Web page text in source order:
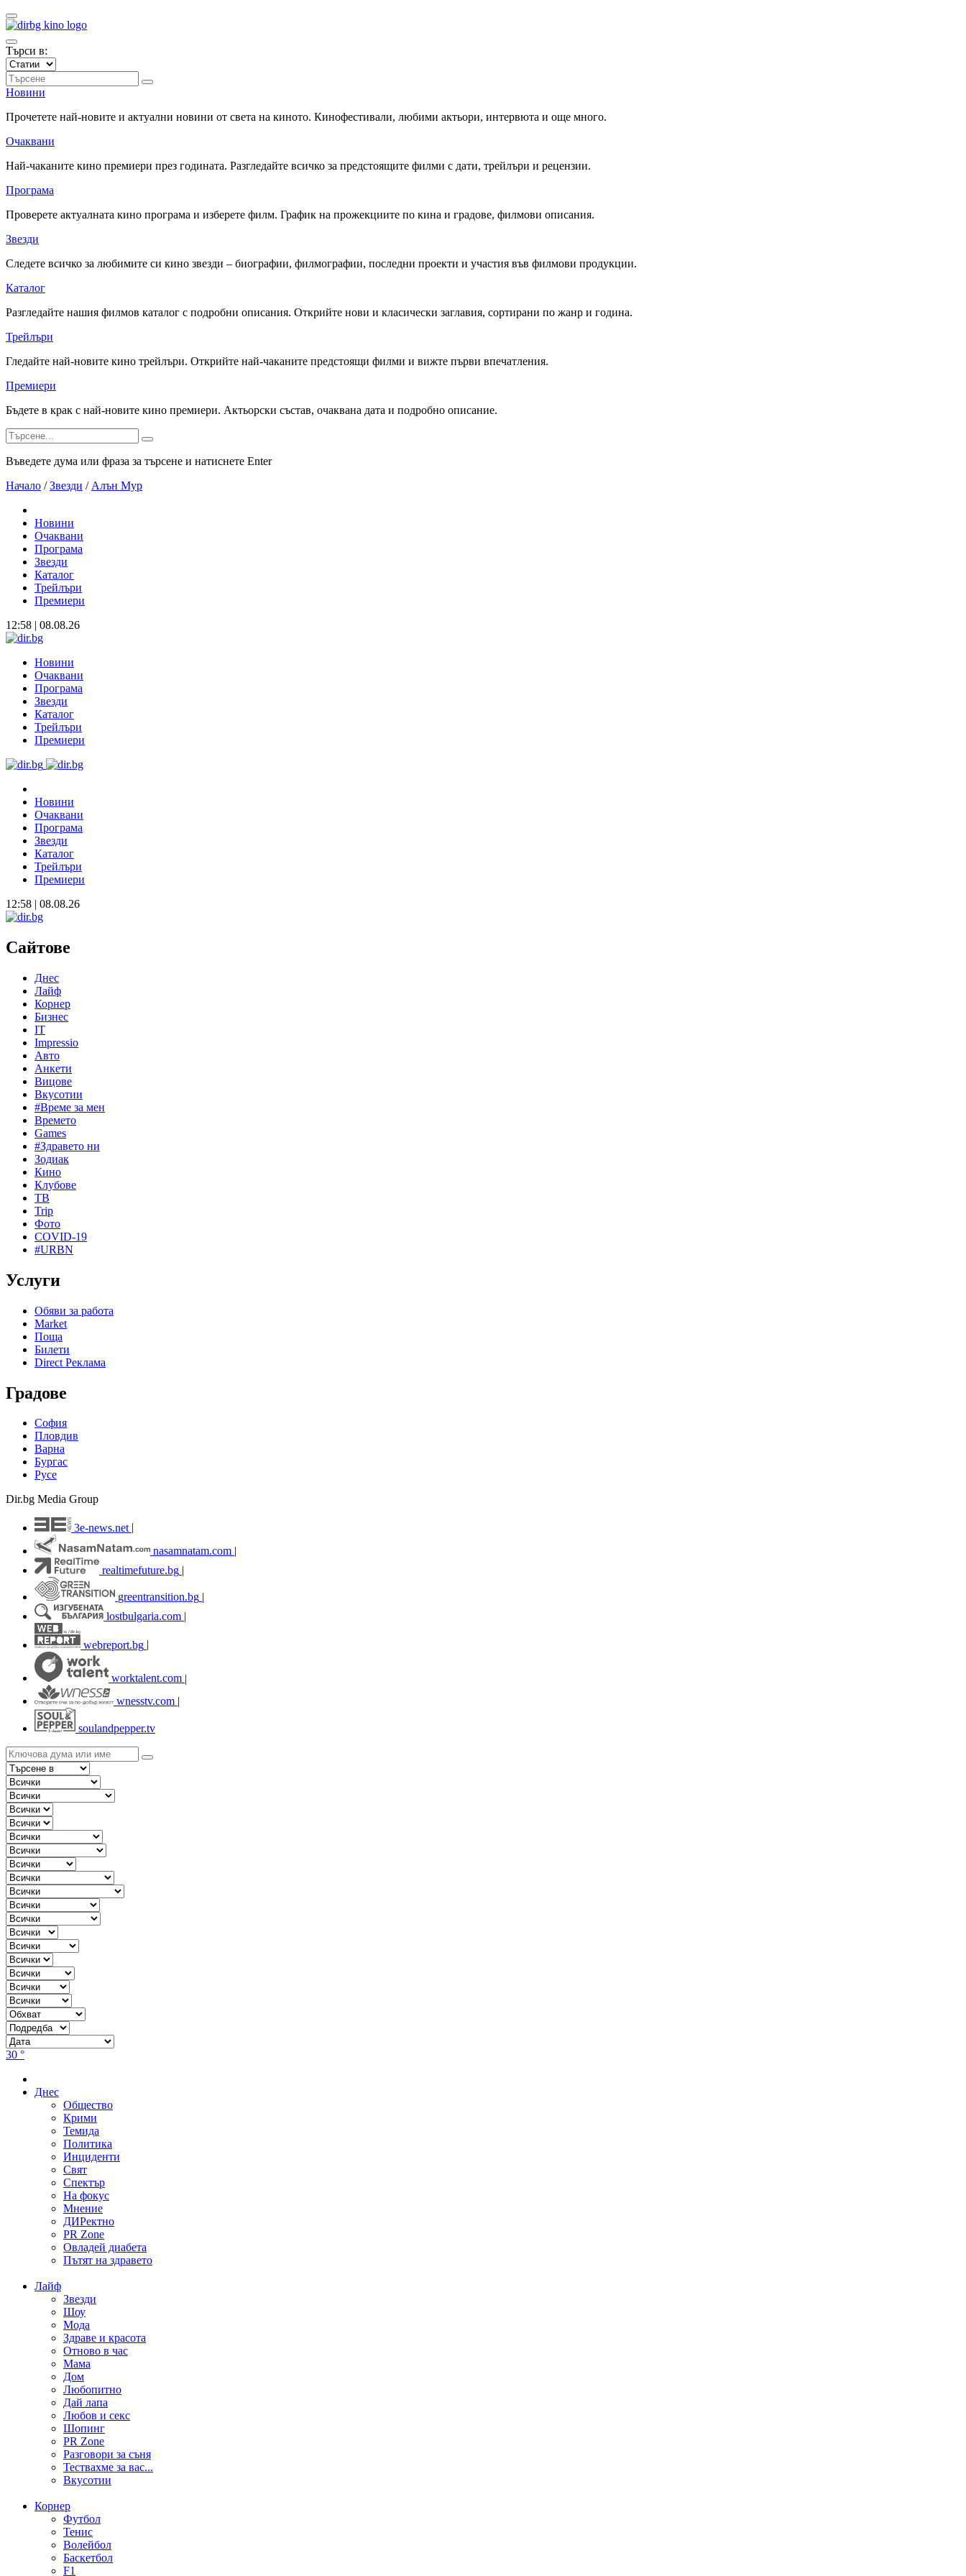
Търси в:
Новини
Прочетете най-новите и актуални новини от света на киното. Кинофестивали, любими актьори, интервюта и още много.
Очаквани
Най-чаканите кино премиери през годината. Разгледайте всичко за предстоящите филми с дати, трейлъри и рецензии.
Програма
Проверете актуалната кино програма и изберете филм. График на прожекциите по кина и градове, филмови описания.
Звезди
Следете всичко за любимите си кино звезди – биографии, филмографии, последни проекти и участия във филмови продукции.
Каталог
Разгледайте нашия филмов каталог с подробни описания. Открийте нови и класически заглавия, сортирани по жанр и година.
Трейлъри
Гледайте най-новите кино трейлъри. Открийте най-чаканите предстоящи филми и вижте първи впечатления.
Премиери
Бъдете в крак с най-новите кино премиери. Актьорски състав, очаквана дата и подробно описание.
Въведете дума или фраза за търсене и натиснете Enter
Начало / Звезди / Алън Мур
Новини
Очаквани
Програма
Звезди
Каталог
Трейлъри
Премиери
12:58 | 08.08.26
Новини
Очаквани
Програма
Звезди
Каталог
Трейлъри
Премиери
Новини
Очаквани
Програма
Звезди
Каталог
Трейлъри
Премиери
12:58 | 08.08.26
Сайтове
Днес
Лайф
Корнер
Бизнес
IT
Impressio
Авто
Анкети
Вицове
Вкусотии
#Време за мен
Времето
Games
#Здравето ни
Зодиак
Кино
Клубове
ТВ
Trip
Фото
COVID-19
#URBN
Услуги
Обяви за работа
Market
Поща
Билети
Direct Реклама
Градове
София
Пловдив
Варна
Бургас
Русе
Dir.bg Media Group
3e-news.net
nasamnatam.com |
realtimefuture.bg |
greentransition.bg |
lostbulgaria.com |
webreport.bg
worktalent.com |
wnesstv.com |
soulandpepper.tv
30 °
Днес
Общество
Крими
Темида
Политика
Инциденти
Свят
Спектър
На фокус
Мнение
ДИРектно
PR Zone
Овладей диабета
Пътят на здравето
Лайф
Звезди
Шоу
Мода
Здраве и красота
Отново в час
Мама
Дом
Любопитно
Дай лапа
Любов и секс
Шопинг
PR Zone
Разговори за съня
Тествахме за вас...
Вкусотии
Корнер
Футбол
Тенис
Волейбол
Баскетбол
F1